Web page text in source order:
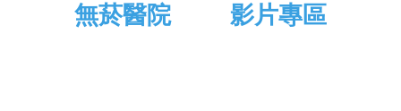
無菸醫院 影片專區